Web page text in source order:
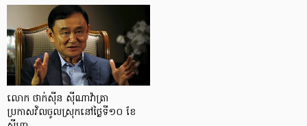
លោក ថាក់ស៊ីន ស៊ីណាវ៉ាត្រា
ប្រកាសវិលចូលស្រុកនៅថ្ងៃទី១០ ខែ